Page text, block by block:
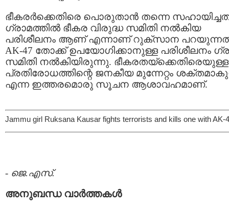
ഭീകരര്‍ക്കെതിരെ പൊരുതാന്‍ തന്നെ
ഗ്രാമത്തില്‍ ഭീകര വിരുദ്ധ സമിതി നല്‍കിയ
പരിശീലനം ആണ് എന്നാണ് റുക്സാന
AK-47 തോക്ക് ഉപയോഗിക്കാനുള്ള പരിശീലനം
സമിതി നല്‍കിയിരുന്നു. ഭീകരതയ്ക്കെതിരെയുള്ള
പ്രതിരോധത്തിന്റെ ജനകീയ മുന്നേറ്റം
എന്ന ഇത്തരമൊരു സൂചന ആശാവഹമാണ്.
Jammu girl Ruksana Kausar fights terrorists and kills one with AK-
- ജെ.എസ്.
അനുബന്ധ വാര്‍ത്തകള്‍